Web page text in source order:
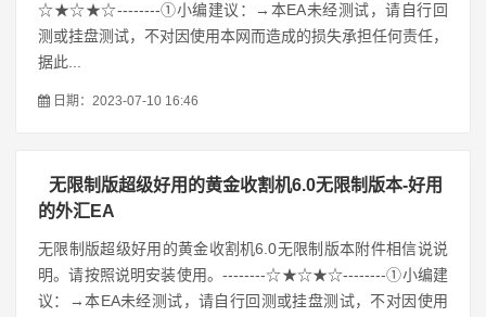
☆★☆★☆--------①小编建议：→本EA未经测试，请自行回
测或挂盘测试，不对因使用本网而造成的损失承担任何责任，
据此...
日期：2023-07-10 16:46
无限制版超级好用的黄金收割机6.0无限制版本-好用
的外汇EA
无限制版超级好用的黄金收割机6.0无限制版本附件相信说说
明。请按照说明安装使用。--------☆★☆★☆--------①小编建
议：→本EA未经测试，请自行回测或挂盘测试，不对因使用